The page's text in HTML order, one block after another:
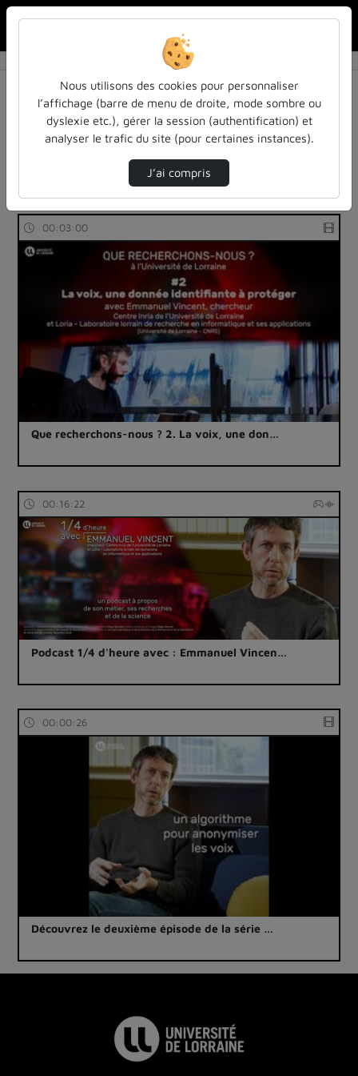
Résultats de la recherche
Filtres actifs (cliquer pour en retirer) :
que-recherchons-nous
informatique-traitement-des-donnees
3 vidéos trouvées
00:03:00
Que recherchons-nous ? 2. La voix, une don…
00:16:22
Podcast 1/4 d'heure avec : Emmanuel Vincen…
00:00:26
Découvrez le deuxième épisode de la série …
Nous utilisons des cookies pour personnaliser
l’affichage (barre de menu de droite, mode sombre ou
dyslexie etc.), gérer la session (authentification) et
analyser le trafic du site (pour certaines instances).
J’ai compris